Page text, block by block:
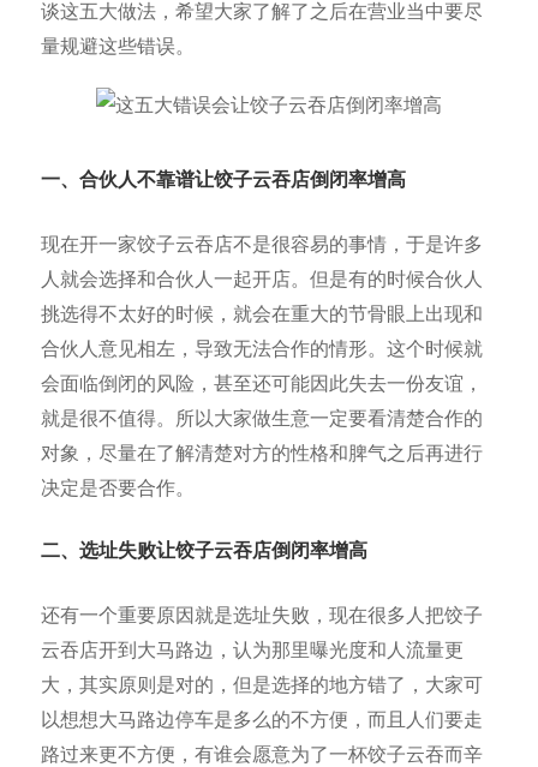
谈这五大做法，希望大家了解了之后在营业当中要尽
量规避这些错误。
一、合伙人不靠谱让饺子云吞店倒闭率增高
现在开一家饺子云吞店不是很容易的事情，于是许多
人就会选择和合伙人一起开店。但是有的时候合伙人
挑选得不太好的时候，就会在重大的节骨眼上出现和
合伙人意见相左，导致无法合作的情形。这个时候就
会面临倒闭的风险，甚至还可能因此失去一份友谊，
就是很不值得。所以大家做生意一定要看清楚合作的
对象，尽量在了解清楚对方的性格和脾气之后再进行
决定是否要合作。
二、选址失败让饺子云吞店倒闭率增高
还有一个重要原因就是选址失败，现在很多人把饺子
云吞店开到大马路边，认为那里曝光度和人流量更
大，其实原则是对的，但是选择的地方错了，大家可
以想想大马路边停车是多么的不方便，而且人们要走
路过来更不方便，有谁会愿意为了一杯饺子云吞而辛